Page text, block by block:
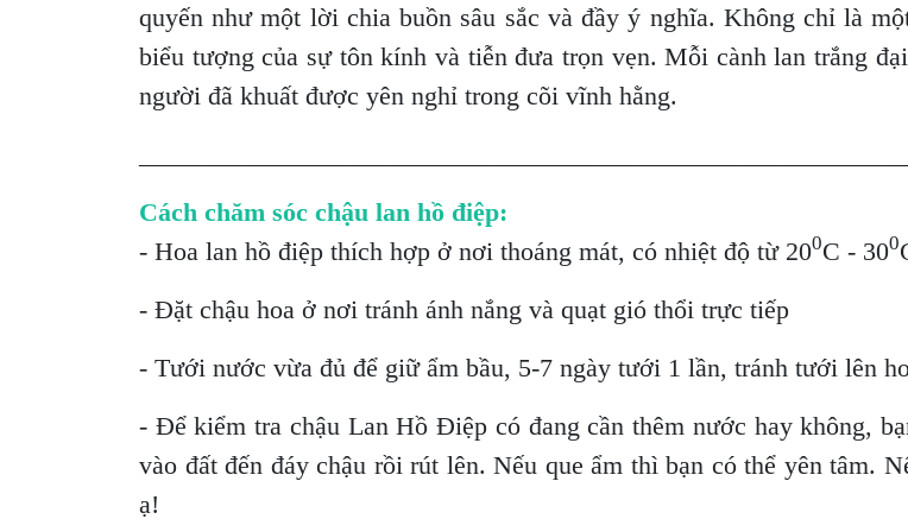
quyến như một lời chia buồn sâu sắc và đầy ý nghĩa. Không chỉ là
biểu tượng của sự tôn kính và tiễn đưa trọn vẹn. Mỗi cành lan trắng
người đã khuất được yên nghỉ trong cõi vĩnh hằng.
Cách chăm sóc chậu lan hồ điệp:
- Hoa lan hồ điệp thích hợp ở nơi thoáng mát, có nhiệt độ từ 200C - 300
- Đặt chậu hoa ở nơi tránh ánh nắng và quạt gió thổi trực tiếp
- Tưới nước vừa đủ để giữ ẩm bầu, 5-7 ngày tưới 1 lần, tránh tưới lên
- Để kiểm tra chậu Lan Hồ Điệp có đang cần thêm nước hay không,
vào đất đến đáy chậu rồi rút lên. Nếu que ẩm thì bạn có thể yên tâm.
ạ!